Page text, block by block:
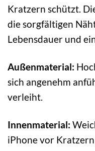
Kratzern schützt.
die sorgfältigen
Lebensdauer und
Außenmaterial:
sich angenehm
verleiht.
Innenmaterial:
iPhone vor Kratzern